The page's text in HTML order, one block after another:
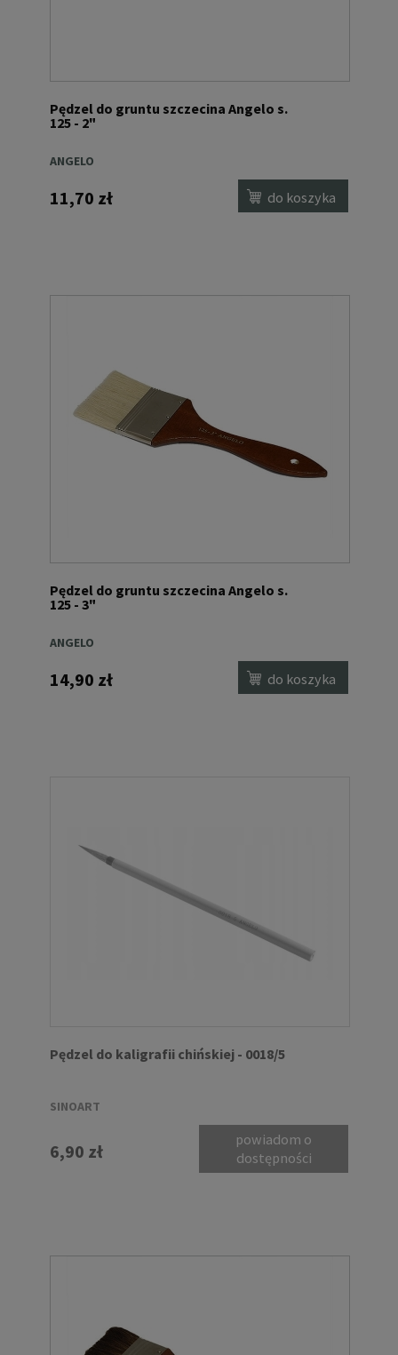
Pędzel do gruntu szczecina Angelo s.
125 - 2"
ANGELO
11,70 zł do koszyka
Pędzel do gruntu szczecina Angelo s.
125 - 3"
ANGELO
14,90 zł do koszyka
Pędzel do kaligrafii chińskiej - 0018/5
SINOART
6,90 zł
powiadom o
dostępności